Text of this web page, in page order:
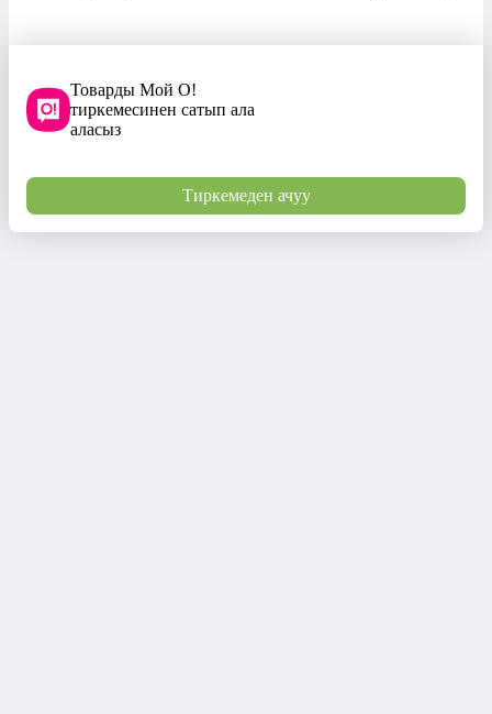
Товарды Мой О!
тиркемесинен сатып ала
аласыз
Тиркемеден ачуу